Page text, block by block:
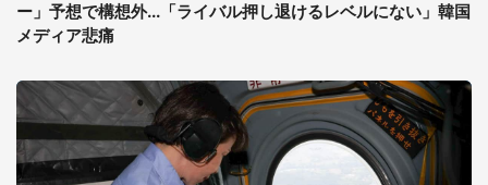
ー」予想で構想外...「ライバル押し退けるレベルにない」韓国
メディア悲痛